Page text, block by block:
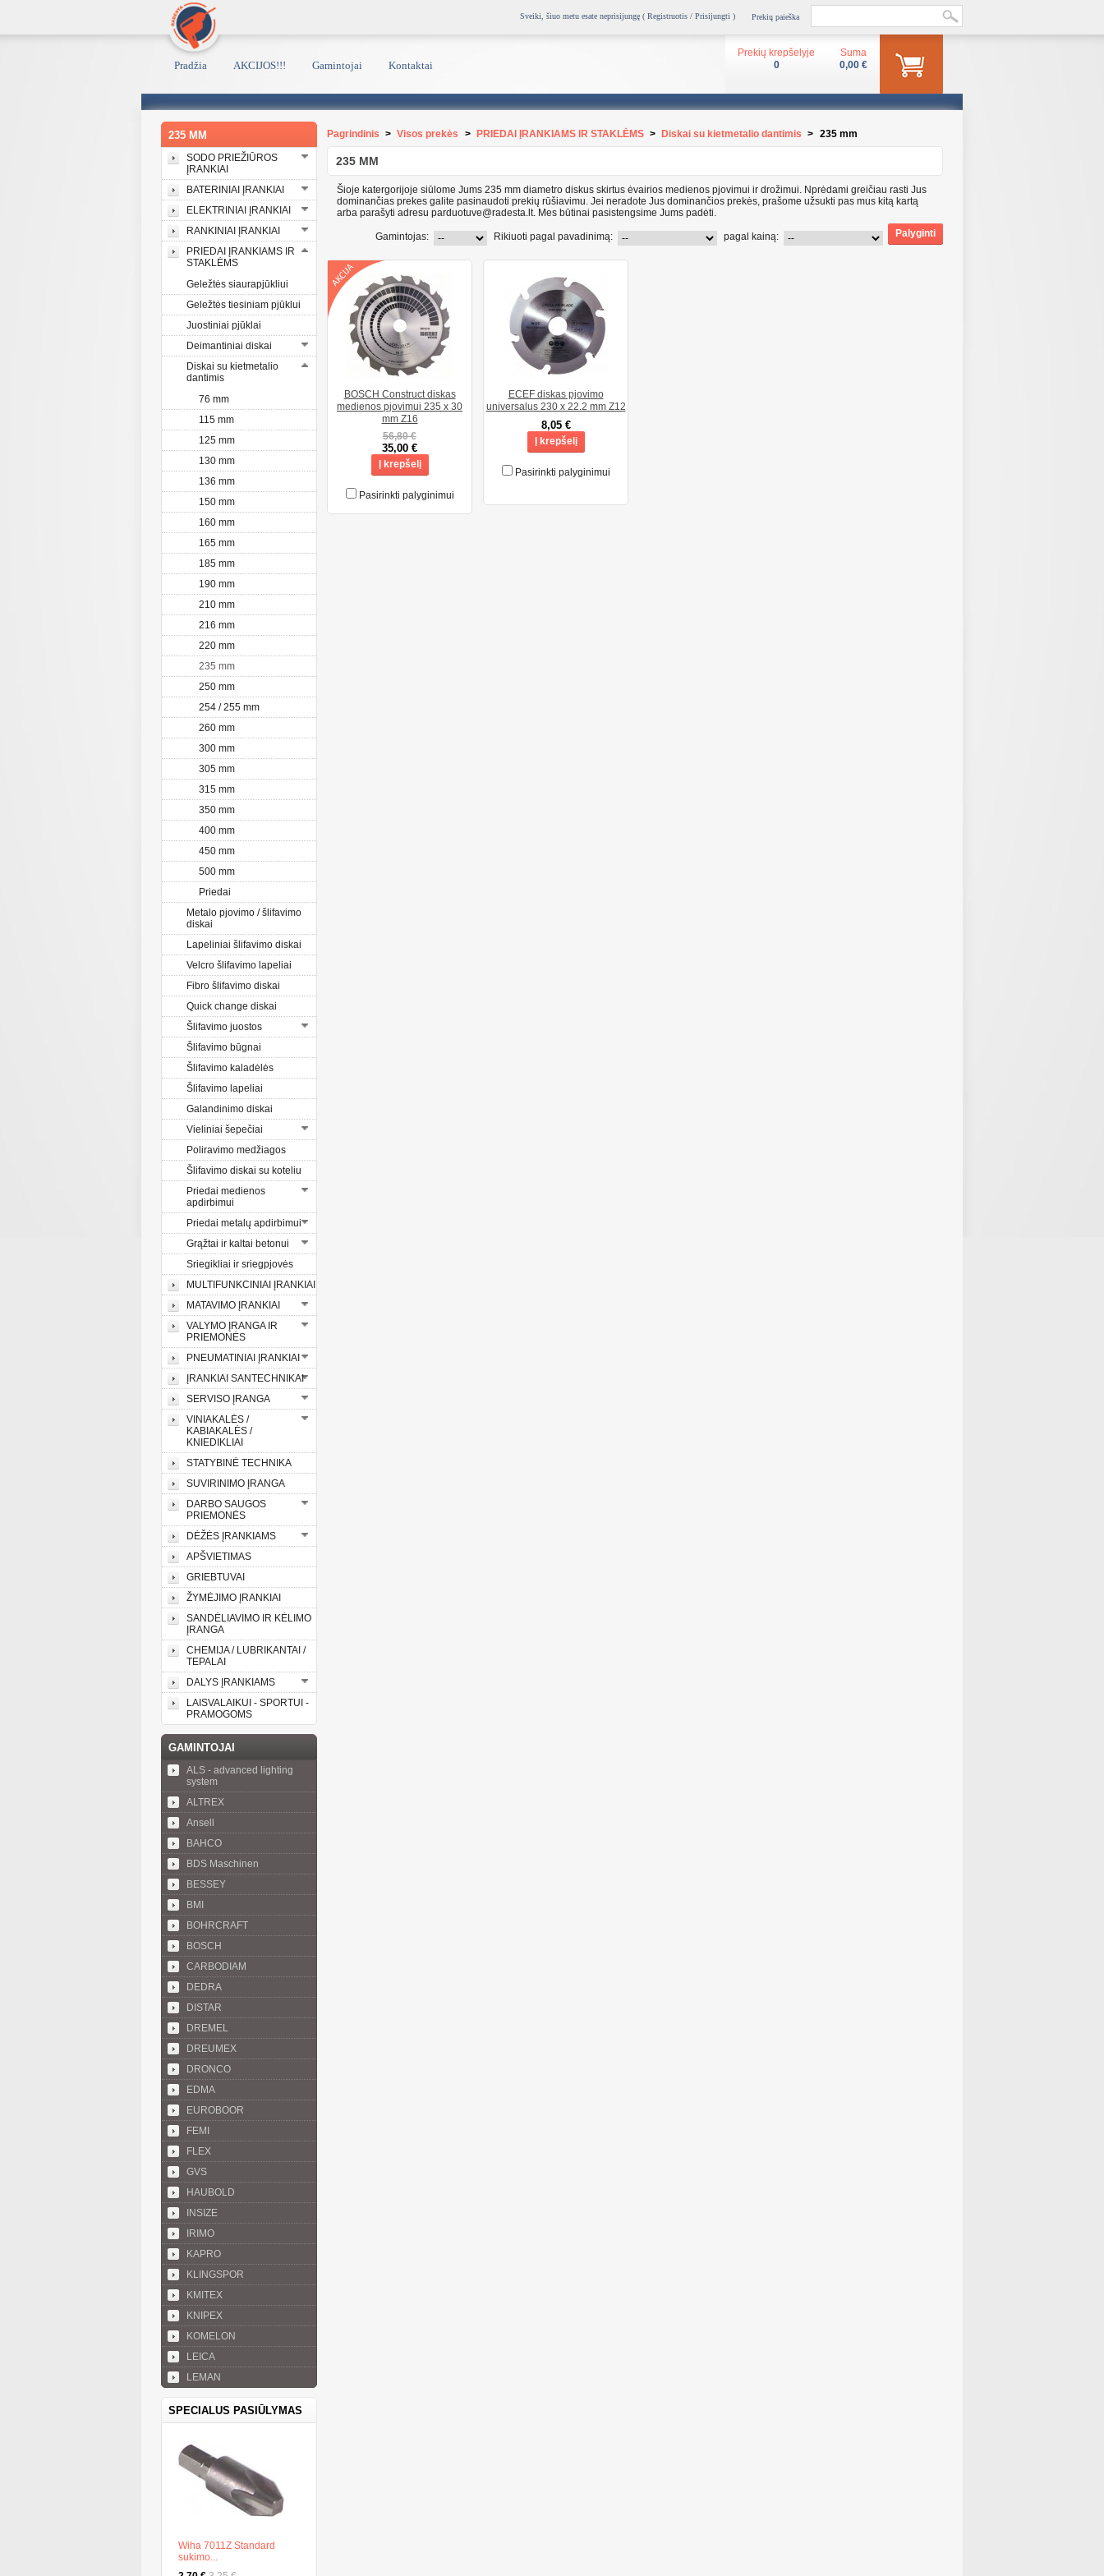
Prekių paieška
Sveiki, šiuo metu esate neprisijungę ( Registruotis / Prisijungti )
Pradžia AKCIJOS!!! Gamintojai Kontaktai
Suma
0,00 €
Prekių krepšelyje
0
235 MM
SODO PRIEŽIŪROS
ĮRANKIAI
BATERINIAI ĮRANKIAI
ELEKTRINIAI ĮRANKIAI
RANKINIAI ĮRANKIAI
PRIEDAI ĮRANKIAMS IR
STAKLĖMS
Geležtės siaurapjūkliui
Geležtės tiesiniam pjūklui
Juostiniai pjūklai
Deimantiniai diskai
Diskai su kietmetalio
dantimis
76 mm
115 mm
125 mm
130 mm
136 mm
150 mm
160 mm
165 mm
185 mm
190 mm
210 mm
216 mm
220 mm
235 mm
250 mm
254 / 255 mm
260 mm
300 mm
305 mm
315 mm
350 mm
400 mm
450 mm
500 mm
Priedai
Metalo pjovimo / šlifavimo
diskai
Lapeliniai šlifavimo diskai
Velcro šlifavimo lapeliai
Fibro šlifavimo diskai
Quick change diskai
Šlifavimo juostos
Šlifavimo būgnai
Šlifavimo kaladėlės
Šlifavimo lapeliai
Galandinimo diskai
Vieliniai šepečiai
Poliravimo medžiagos
Šlifavimo diskai su koteliu
Priedai medienos
apdirbimui
Priedai metalų apdirbimui
Grąžtai ir kaltai betonui
Sriegikliai ir sriegpjovės
MULTIFUNKCINIAI ĮRANKIAI
MATAVIMO ĮRANKIAI
VALYMO ĮRANGA IR
PRIEMONĖS
PNEUMATINIAI ĮRANKIAI
ĮRANKIAI SANTECHNIKAI
SERVISO ĮRANGA
VINIAKALĖS /
KABIAKALĖS /
KNIEDIKLIAI
STATYBINĖ TECHNIKA
SUVIRINIMO ĮRANGA
DARBO SAUGOS
PRIEMONĖS
DĖŽĖS ĮRANKIAMS
APŠVIETIMAS
GRIEBTUVAI
ŽYMĖJIMO ĮRANKIAI
SANDĖLIAVIMO IR KĖLIMO
ĮRANGA
CHEMIJA / LUBRIKANTAI /
TEPALAI
DALYS ĮRANKIAMS
LAISVALAIKUI - SPORTUI -
PRAMOGOMS
GAMINTOJAI
ALS - advanced lighting
system
ALTREX
Ansell
BAHCO
BDS Maschinen
BESSEY
BMI
BOHRCRAFT
BOSCH
CARBODIAM
DEDRA
DISTAR
DREMEL
DREUMEX
DRONCO
EDMA
EUROBOOR
FEMI
FLEX
GVS
HAUBOLD
INSIZE
IRIMO
KAPRO
KLINGSPOR
KMITEX
KNIPEX
KOMELON
LEICA
LEMAN
SPECIALUS PASIŪLYMAS
Wiha 7011Z Standard
sukimo...
Pagrindinis > Visos prekės > PRIEDAI ĮRANKIAMS IR STAKLĖMS > Diskai su kietmetalio dantimis > 235 mm
235 MM
Šioje katergorijoje siūlome Jums 235 mm diametro diskus skirtus ėvairios medienos pjovimui ir drožimui. Nprėdami greičiau rasti Jus
dominančias prekes galite pasinaudoti prekių rūšiavimu. Jei neradote Jus dominančios prekės, prašome užsukti pas mus kitą kartą
arba parašyti adresu parduotuve@radesta.lt. Mes būtinai pasistengsime Jums padėti.
pagal kainą:
Rikiuoti pagal pavadinimą:
Gamintojas:
BOSCH Construct diskas
medienos pjovimui 235 x 30
mm Z16
56,80 €
35,00 €
Į krepšelį
Pasirinkti palyginimui
ECEF diskas pjovimo
universalus 230 x 22.2 mm Z12
8,05 €
Į krepšelį
Pasirinkti palyginimui